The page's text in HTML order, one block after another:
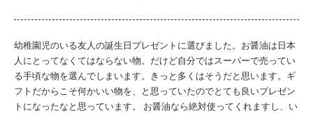
幼稚園児のいる友人の誕生日プレゼントに選びました。お醤油は日本
人にとってなくてはならない物。だけど自分ではスーパーで売ってい
る手頃な物を選んでしまいます。きっと多くはそうだと思います。ギ
フトだからこそ何かいい物を、と思っていたのでとても良いプレゼン
トになったなと思っています。 お醤油なら絶対使ってくれますし、い